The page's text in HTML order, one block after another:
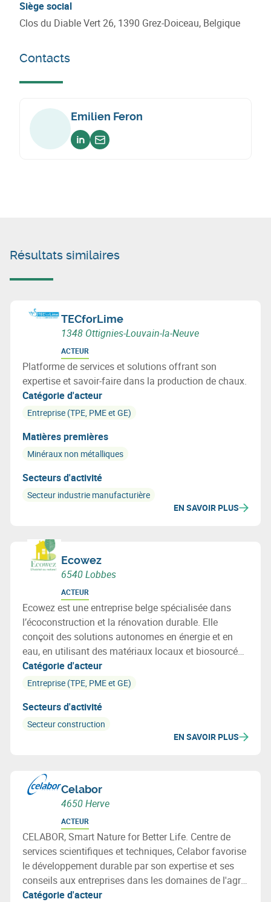
Siège social
Clos du Diable Vert 26, 1390 Grez-Doiceau, Belgique
Contacts
Emilien Feron
Voir sur linkedin
Envoyer un email
Résultats similaires
TECforLime
1348 Ottignies-Louvain-la-Neuve
ACTEUR
Platforme de services et solutions offrant son
expertise et savoir-faire dans la production de chaux.
Catégorie d'acteur
Entreprise (TPE, PME et GE)
Matières premières
Minéraux non métalliques
Secteurs d'activité
Secteur industrie manufacturière
EN SAVOIR PLUS
Ecowez
6540 Lobbes
ACTEUR
Ecowez est une entreprise belge spécialisée dans
l’écoconstruction et la rénovation durable. Elle
conçoit des solutions autonomes en énergie et en
eau, en utilisant des matériaux locaux et biosourcés
pour promouvoir l’économie circulaire.
Catégorie d'acteur
Entreprise (TPE, PME et GE)
Secteurs d'activité
Secteur construction
EN SAVOIR PLUS
Celabor
4650 Herve
ACTEUR
CELABOR, Smart Nature for Better Life. Centre de
services scientifiques et techniques, Celabor favorise
le développement durable par son expertise et ses
conseils aux entreprises dans les domaines de l'agro-
alimentaire (FOOD), de la valorisation de la
Catégorie d'acteur